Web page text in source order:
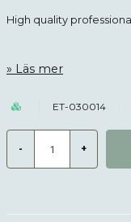
High quality professional
Läs mer
ET-030014
- +